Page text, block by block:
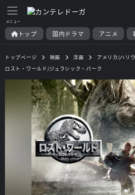
トップ 国内ドラマ アニメ
トップページ 映画 洋画
アメリカ(ハリ
ロスト・ワールド/ジュラシック・パーク